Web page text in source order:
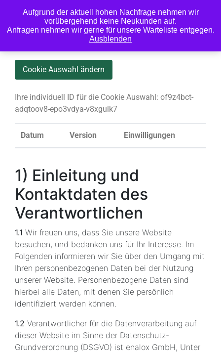
Aufgrund der aktuell hohen Nachfrage nehmen wir
vorübergehend keine Neukunden auf.
Anfragen nehmen wir gerne für unsere Warteliste entgegen.
Ausblenden
0
Cookie Auswahl ändern
Ihre individuell ID für die Cookie Auswahl: of9z4bct-
adqtoov8-epo3vdya-v8xguik7
Datum Version Einwilligungen
1) Einleitung und
Kontaktdaten des
Verantwortlichen
1.1 Wir freuen uns, dass Sie unsere Website
besuchen, und bedanken uns für Ihr Interesse. Im
Folgenden informieren wir Sie über den Umgang mit
Ihren personenbezogenen Daten bei der Nutzung
unserer Website. Personenbezogene Daten sind
hierbei alle Daten, mit denen Sie persönlich
identifiziert werden können.
1.2 Verantwortlicher für die Datenverarbeitung auf
dieser Website im Sinne der Datenschutz-
Grundverordnung (DSGVO) ist enalox GmbH, Unter